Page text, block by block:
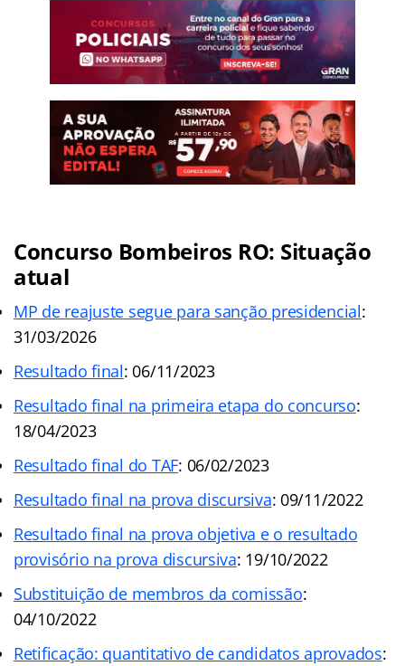
Concurso Bombeiros RO: Situação
atual
MP de reajuste segue para sanção presidencial:
31/03/2026
Resultado final: 06/11/2023
Resultado final na primeira etapa do concurso:
18/04/2023
Resultado final do TAF: 06/02/2023
Resultado final na prova discursiva: 09/11/2022
Resultado final na prova objetiva e o resultado
provisório na prova discursiva: 19/10/2022
Substituição de membros da comissão:
04/10/2022
Retificação: quantitativo de candidatos aprovados: